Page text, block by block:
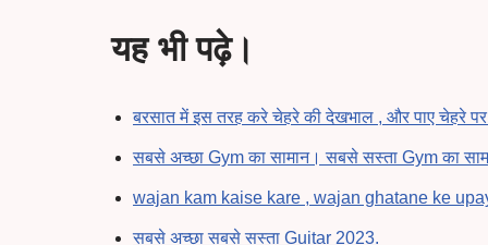
यह भी पढ़े।
बरसात में इस तरह करे चेहरे की देखभाल , और पाए चेहरे पर
सबसे अच्छा Gym का सामान। सबसे सस्ता Gym का
wajan kam kaise kare , wajan ghatane ke
सबसे अच्छा सबसे सस्ता Guitar 2023.